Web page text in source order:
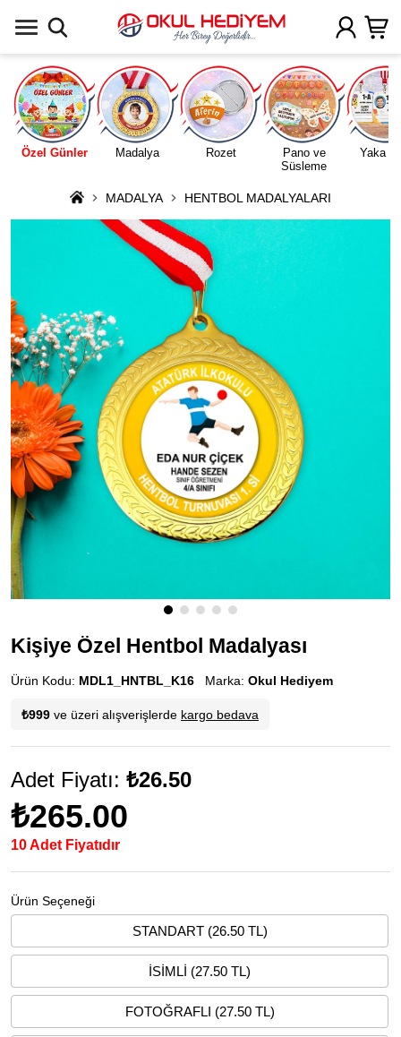
Özel Günler Madalya Rozet
Pano ve
Süsleme
Yaka
MADALYA HENTBOL MADALYALARI
Kişiye Özel Hentbol Madalyası
Ürün Kodu: MDL1_HNTBL_K16 Marka: Okul Hediyem
₺999 ve üzeri alışverişlerde kargo bedava
Adet Fiyatı: ₺26.50
₺265.00
10 Adet Fiyatıdır
Ürün Seçeneği
STANDART (26.50 TL)
İSİMLİ (27.50 TL)
FOTOĞRAFLI (27.50 TL)
Uygulamada Aç